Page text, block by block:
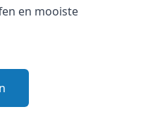
en mooiste